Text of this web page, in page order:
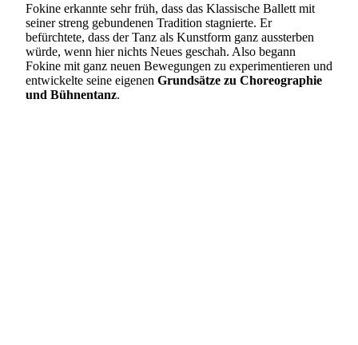
Fokine erkannte sehr früh, dass das Klassische Ballett mit
seiner streng gebundenen Tradition stagnierte. Er
befürchtete, dass der Tanz als Kunstform ganz aussterben
würde, wenn hier nichts Neues geschah. Also begann
Fokine mit ganz neuen Bewegungen zu experimentieren und
entwickelte seine eigenen Grundsätze zu Choreographie
und Bühnentanz.